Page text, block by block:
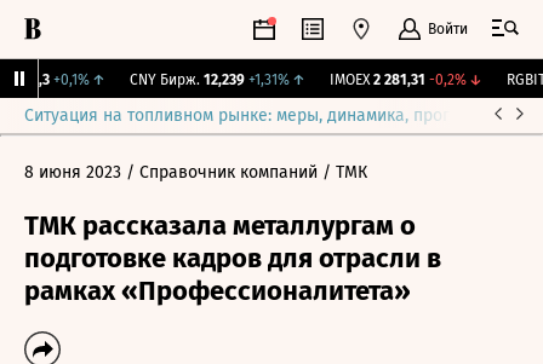
Войти
+0,1% ↑ CNY Бирж. 12,239 +1,31% ↑ IMOEX 2 281,31 -0,2%↓ RGBITR
Ситуация на топливном рынке: меры, динамика, прогнозы
8 июня 2023 / Справочник компаний / ТМК
ТМК рассказала металлургам о
подготовке кадров для отрасли в
рамках «Профессионалитета»